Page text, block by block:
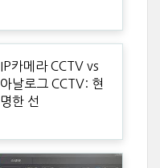
IP카메라 CCTV vs
아날로그 CCTV: 현
명한 선